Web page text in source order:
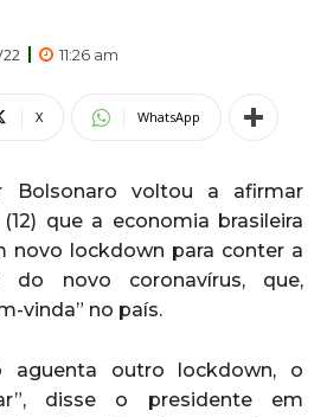
11:26 am
X WhatsApp
Bolsonaro voltou a afirmar
que a economia brasileira
novo lockdown para conter a
do novo coronavírus, que,
vinda” no país.
aguenta outro lockdown, o
disse o presidente em